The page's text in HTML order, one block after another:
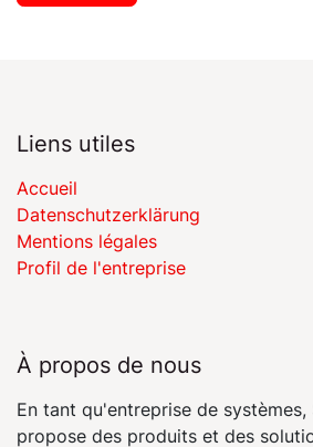
Liens utiles
Accueil
Datenschutzerklärung
Mentions légales
Profil de l'entreprise
À propos de nous
En tant qu'entreprise de systèmes,
propose des produits et des